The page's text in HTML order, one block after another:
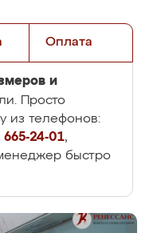
Оплата
и
Просто
из телефонов:
665-24-01,
быстро